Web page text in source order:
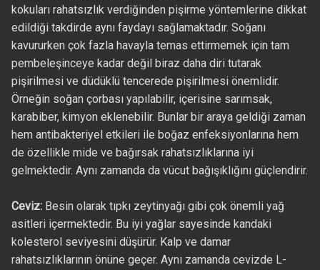
kokuları rahatsızlık verdiğinden pişirme yöntemlerine dikkat
edildiği takdirde aynı faydayı sağlamaktadır. Soğanı
kavururken çok fazla havayla temas ettirmemek için tam
pembeleşinceye kadar değil biraz daha diri tutarak
pişirilmesi ve düdüklü tencerede pişirilmesi önemlidir.
Örneğin soğan çorbası yapılabilir, içerisine sarımsak,
karabiber, kimyon eklenebilir. Bunlar bir araya geldiği zaman
hem antibakteriyel etkileri ile boğaz enfeksiyonlarına hem
de özellikle mide ve bağırsak rahatsızlıklarına iyi
gelmektedir. Aynı zamanda da vücut bağışıklığını güçlendirir.
Ceviz: Besin olarak tıpkı zeytinyağı gibi çok önemli yağ
asitleri içermektedir. Bu iyi yağlar sayesinde kandaki
kolesterol seviyesini düşürür. Kalp ve damar
rahatsızlıklarının önüne geçer. Aynı zamanda cevizde L-